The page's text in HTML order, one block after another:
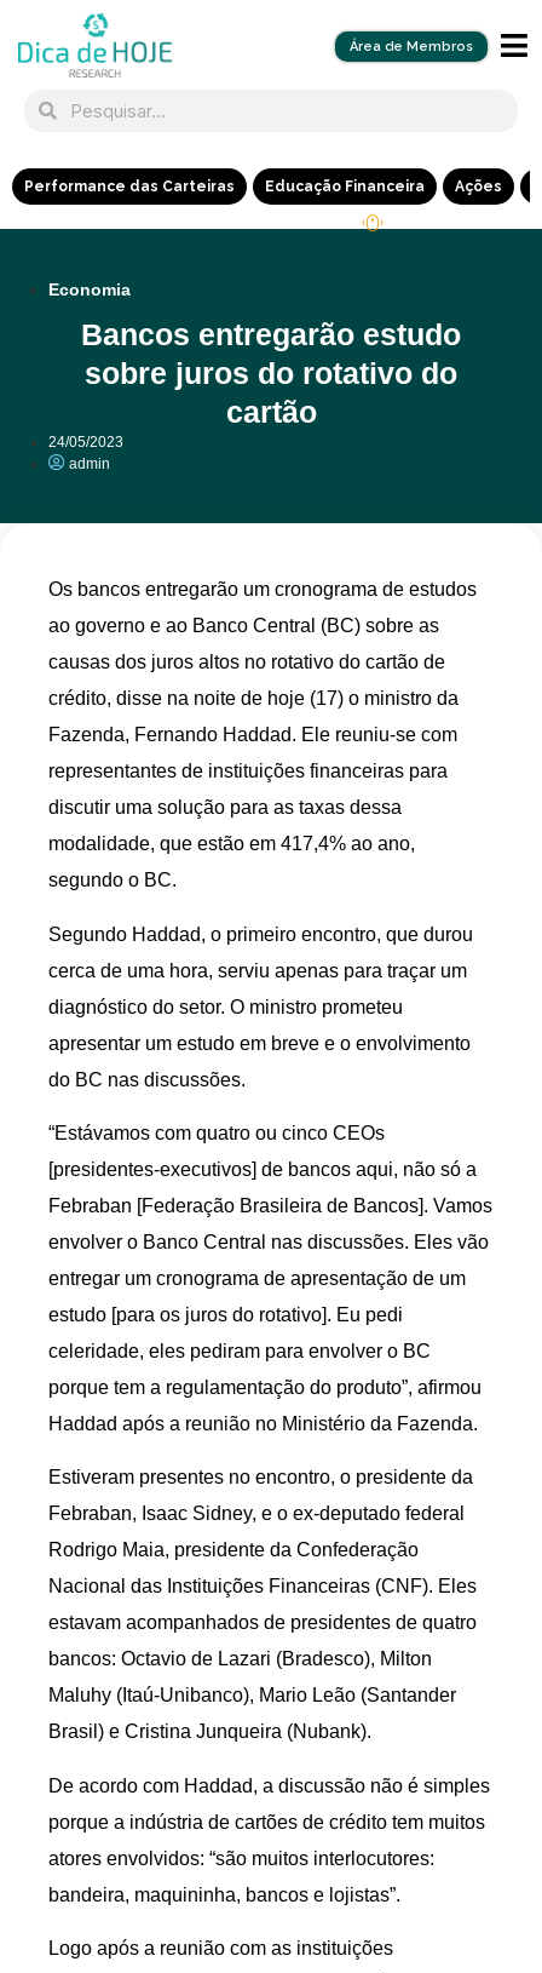
Área de Membros
Performance das Carteiras Educação Financeira Ações
Economia
Bancos entregarão estudo
sobre juros do rotativo do
cartão
24/05/2023
admin
Os bancos entregarão um cronograma de estudos
ao governo e ao Banco Central (BC) sobre as
causas dos juros altos no rotativo do cartão de
crédito, disse na noite de hoje (17) o ministro da
Fazenda, Fernando Haddad. Ele reuniu-se com
representantes de instituições financeiras para
discutir uma solução para as taxas dessa
modalidade, que estão em 417,4% ao ano,
segundo o BC.
Segundo Haddad, o primeiro encontro, que durou
cerca de uma hora, serviu apenas para traçar um
diagnóstico do setor. O ministro prometeu
apresentar um estudo em breve e o envolvimento
do BC nas discussões.
“Estávamos com quatro ou cinco CEOs
[presidentes-executivos] de bancos aqui, não só a
Febraban [Federação Brasileira de Bancos]. Vamos
envolver o Banco Central nas discussões. Eles vão
entregar um cronograma de apresentação de um
estudo [para os juros do rotativo]. Eu pedi
celeridade, eles pediram para envolver o BC
porque tem a regulamentação do produto”, afirmou
Haddad após a reunião no Ministério da Fazenda.
Estiveram presentes no encontro, o presidente da
Febraban, Isaac Sidney, e o ex-deputado federal
Rodrigo Maia, presidente da Confederação
Nacional das Instituições Financeiras (CNF). Eles
estavam acompanhados de presidentes de quatro
bancos: Octavio de Lazari (Bradesco), Milton
Maluhy (Itaú-Unibanco), Mario Leão (Santander
Brasil) e Cristina Junqueira (Nubank).
De acordo com Haddad, a discussão não é simples
porque a indústria de cartões de crédito tem muitos
atores envolvidos: “são muitos interlocutores:
bandeira, maquininha, bancos e lojistas”.
Logo após a reunião com as instituições